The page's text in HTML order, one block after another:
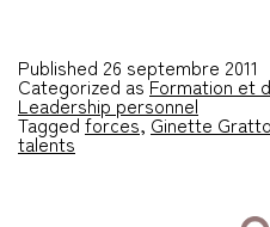
Published 26 septembre 2011
Categorized asFormation et
Leadership personnel
Taggedforces,Ginette
talents